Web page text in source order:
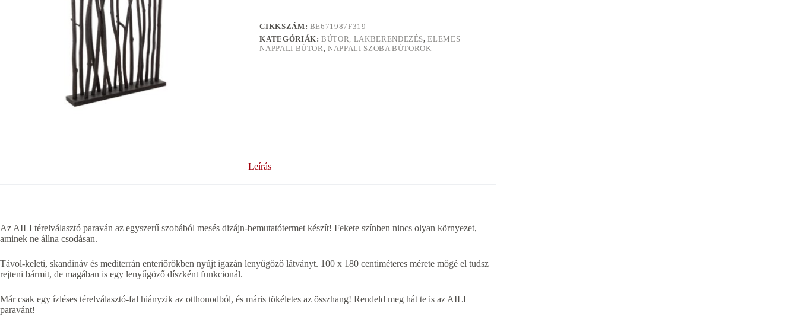
CIKKSZÁM: BE671987F319
KATEGÓRIÁK:BÚTOR, LAKBERENDEZÉS,ELEMES
NAPPALI BÚTOR,NAPPALI SZOBA BÚTOROK
Leírás
Az AILI térelválasztó paraván az egyszerű szobából mesés dizájn-bemutatótermet készít! Fekete színben nincs olyan környezet,
aminek ne állna csodásan.
Távol-keleti, skandináv és mediterrán enteriőrökben nyújt igazán lenyűgöző látványt. 100 x 180 centiméteres mérete mögé el tudsz
rejteni bármit, de magában is egy lenyűgöző díszként funkcionál.
Már csak egy ízléses térelválasztó-fal hiányzik az otthonodból, és máris tökéletes az összhang! Rendeld meg hát te is az AILI
paravánt!